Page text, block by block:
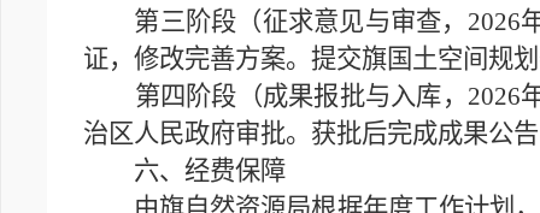
第三阶段（征求意见与审查，2026
证，修改完善方案。提交旗国土空间规
第四阶段（成果报批与入库，2026
治区人民政府审批。获批后完成成果公
六、经费保障